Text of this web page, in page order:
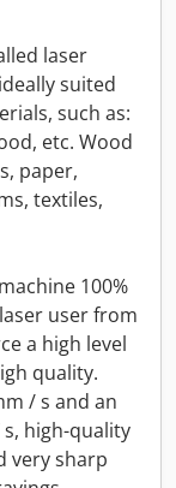
laser
suited
such as:
etc. Wood
paper,
textiles,
100%
user from
a high level
quality.
/ s and an
high-quality
very sharp